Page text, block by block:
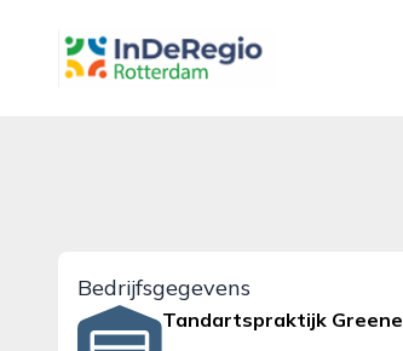
inderegiorotterdam.nl
Bedrijfsgegevens
Tandartspraktijk Greene